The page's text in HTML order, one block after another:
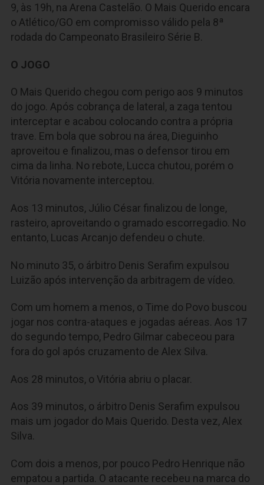
9, às 19h, na Arena Castelão. O Mais Querido encara
o Atlético/GO em compromisso válido pela 8ª
rodada do Campeonato Brasileiro Série B.
O JOGO
O Mais Querido chegou com perigo aos 9 minutos
do jogo. Após cobrança de lateral, a zaga tentou
interceptar e acabou colocando contra a própria
trave. Em bola que sobrou na área, Dieguinho
aproveitou e finalizou, mas o defensor tirou em
cima da linha. No rebote, Lucca chutou, porém o
Vitória novamente interceptou.
Aos 13 minutos, Júlio César finalizou de longe,
rasteiro, aproveitando o gramado escorregadio. No
entanto, Lucas Arcanjo defendeu o chute.
No minuto 35, o árbitro Denis Serafim expulsou
Luizão após intervenção da arbitragem de vídeo.
Com um homem a menos, o Time do Povo buscou
jogar nos contra-ataques e jogadas aéreas. Aos 17
do segundo tempo, Pedro Gilmar cabeceou para
fora do gol após cruzamento de Alex Silva.
Aos 28 minutos, o Vitória abriu o placar.
Aos 39 minutos, o árbitro Denis Serafim expulsou
mais um jogador do Mais Querido. Desta vez, Alex
Silva.
Com dois a menos, por pouco Pedro Henrique não
empatou a partida. O atacante recebeu na marca do